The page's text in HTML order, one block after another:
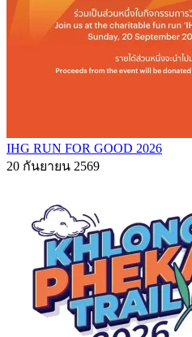
IHG RUN FOR GOOD 2026
20 กันยายน 2569